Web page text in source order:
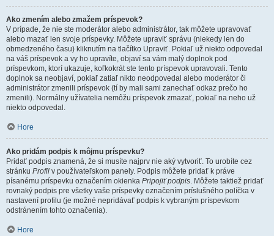
Ako zmením alebo zmažem príspevok?
V prípade, že nie ste moderátor alebo administrátor, tak môžete upravovať
alebo mazať len svoje príspevky. Môžete upraviť správu (niekedy len do
obmedzeného času) kliknutím na tlačítko Upraviť. Pokiaľ už niekto odpovedal
na váš príspevok a vy ho upravíte, objaví sa vám malý doplnok pod
príspevkom, ktorí ukazuje, koľkokrát ste tento príspevok upravovali. Tento
doplnok sa neobjaví, pokiaľ zatiaľ nikto neodpovedal alebo moderátor či
administrátor zmenili príspevok (tí by mali sami zanechať odkaz prečo ho
zmenili). Normálny užívatelia nemôžu príspevok zmazať, pokiaľ na neho už
niekto odpovedal.
Hore
Ako pridám podpis k môjmu príspevku?
Pridať podpis znamená, že si musíte najprv nie aký vytvoriť. To urobíte cez
stránku Profil v používateľskom panely. Podpis môžete pridať k práve
písanému príspevku označením okienka Pripojiť podpis. Môžete taktiež pridať
rovnaký podpis pre všetky vaše príspevky označením príslušného políčka v
nastavení profilu (je možné nepridávať podpis k vybraným príspevkom
odstránením tohto označenia).
Hore